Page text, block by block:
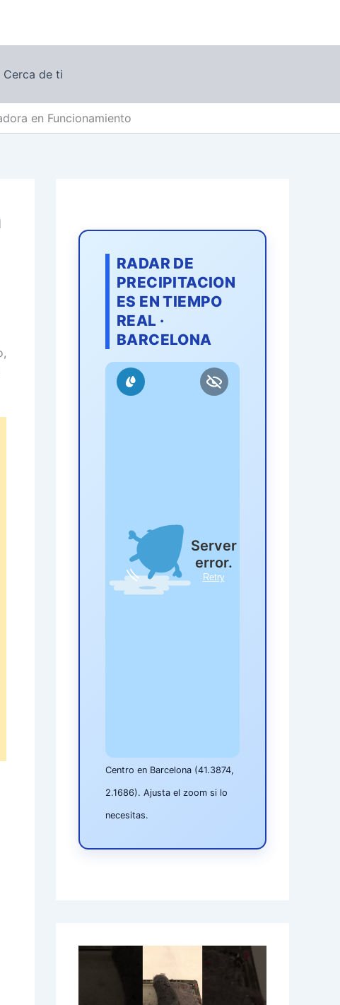
Cerca de ti
en Funcionamiento
RADAR DE
PRECIPITACION
ES EN TIEMPO
REAL ·
BARCELONA
Centro en Barcelona (41.3874,
2.1686). Ajusta el zoom si lo
necesitas.